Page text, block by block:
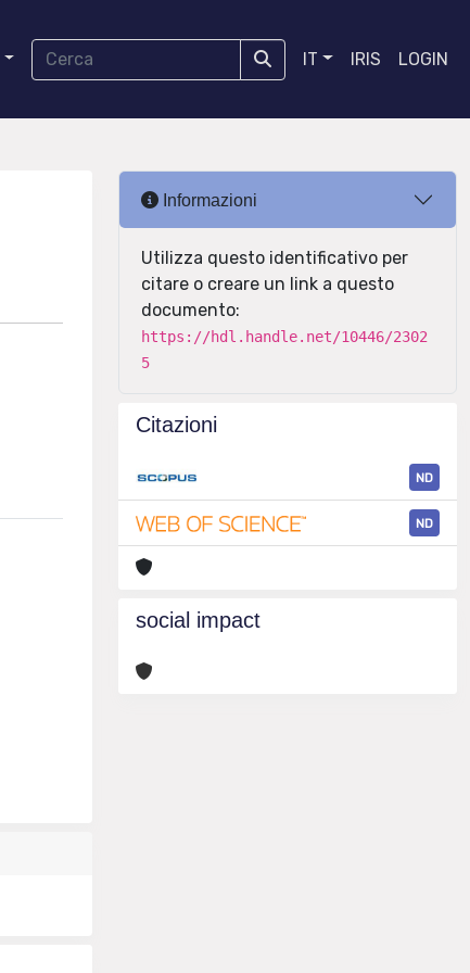
IT IRIS LOGIN
Informazioni
Utilizza questo identificativo per
citare o creare un link a questo
documento:
https://hdl.handle.net/10446/2302
5
Citazioni
ND
ND
social impact